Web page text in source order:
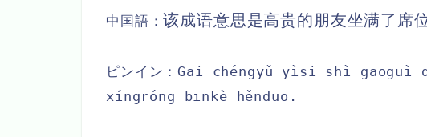
中国語：该成语意思是高贵的朋友坐满了席
ピンイン：Gāi chéngyǔ yìsi shì gāoguì
xíngróng bīnkè hěnduō.